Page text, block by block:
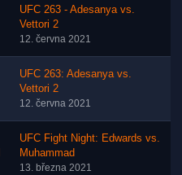
UFC 263 - Adesanya vs.
Vettori 2
12. června 2021
UFC 263: Adesanya vs.
Vettori 2
12. června 2021
UFC Fight Night: Edwards vs.
Muhammad
13. března 2021